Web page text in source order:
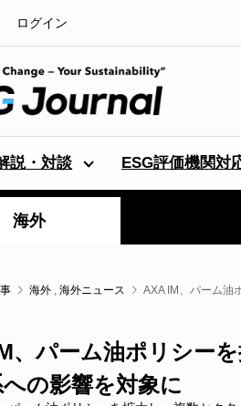
ログイン
説・対談 ESG評価機関対
海外
海外 , 海外ニュース AXA IM、パーム油
、パーム油ポリシー
の影響を対象に